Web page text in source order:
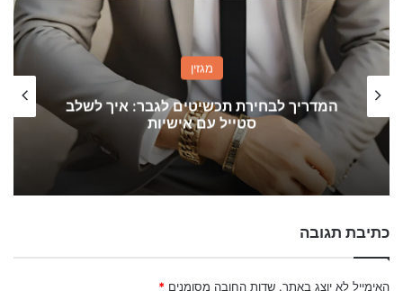
מגזין
המדריך לבחירת תכשיטים לגבר: איך לשלב
סטייל עם אישיות
כתיבת תגובה
האימייל לא יוצג באתר. שדות החובה מסומנים *